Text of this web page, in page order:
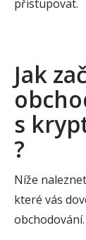
přistupovat.
Jak
s
?
Níže
které vás
obchodování.